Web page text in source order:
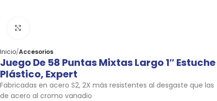
Inicio Accesorios
Juego De 58 Puntas Mixtas Largo 1″ Estuche
Plástico, Expert
Fabricadas en acero S2, 2X más resistentes al desgaste que las
de acero al cromo vanadio